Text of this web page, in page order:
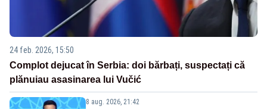
24 feb. 2026, 15:50
Complot dejucat în Serbia: doi bărbați, suspectați că
plănuiau asasinarea lui Vučić
8 aug. 2026, 21:42